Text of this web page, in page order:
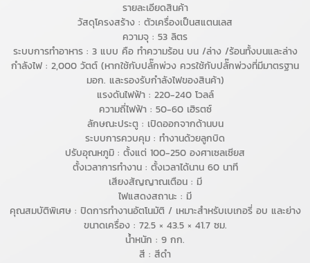
รายละเอียดสินค้า
วัสดุโครงสร้าง : ตัวเครื่องเป็นสแตนเลส
ความจุ : 53 ลิตร
ระบบการทำอาหาร : 3 แบบ คือ ทำความร้อน บน /ล่าง /ร้อนทั้งบนและล่าง
กำลังไฟ : 2,000 วัตต์ (หากใช้กับปลั๊กพ่วง ควรใช้กับปลั๊กพ่วงที่มีมาตรฐาน
มอก. และรองรับกำลังไฟของสินค้า)
แรงดันไฟฟ้า : 220-240 โวลล์
ความถี่ไฟฟ้า : 50-60 เฮิรตซ์
ลักษณะประตู : เปิดออกจากด้านบน
ระบบการควบคุม : ทำงานด้วยลูกบิด
ปรับอุณหภูมิ : ตั้งแต่ 100-250 องศาเซลเซียส
ตั้งเวลาการทำงาน : ตั้งเวลาได้นาน 60 นาที
เสียงสัญญาณเตือน : มี
ไฟแสดงสถานะ : มี
คุณสมบัติพิเศษ : ปิดการทำงานอัตโนมัติ / เหมาะสำหรับเบเกอรี่ อบ และย่าง
ขนาดเครื่อง : 72.5 × 43.5 × 41.7 ซม.
น้ำหนัก : 9 กก.
สี : สีดำ